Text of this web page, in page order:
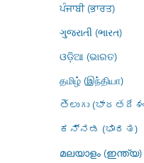
ਪੰਜਾਬੀ (ਭਾਰਤ)
ગુજરાતી (ભારત)
ଓଡ଼ିଆ (ଭାରତ)
தமிழ் (இந்தியா)
తెలుగు
ಕನ್ನಡ (ಭಾರತ)
മലയാളം (ഇന്ത്യ)